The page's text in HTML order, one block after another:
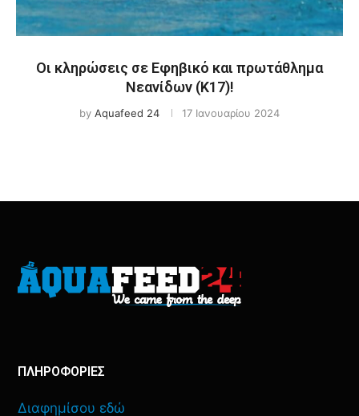
Οι κληρώσεις σε Εφηβικό και πρωτάθλημα
Νεανίδων (Κ17)!
by Aquafeed 24 17 Ιανουαρίου 2024
ΠΛΗΡΟΦΟΡΙΕΣ
Διαφημίσου εδώ